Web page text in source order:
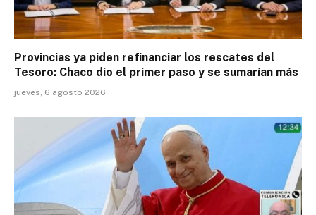
Provincias ya piden refinanciar los rescates del
Tesoro: Chaco dio el primer paso y se sumarían más
jueves, 6 agosto 2026